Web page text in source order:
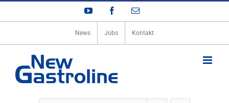
Zum
YouTube Facebook
E-
News Jobs Kontakt